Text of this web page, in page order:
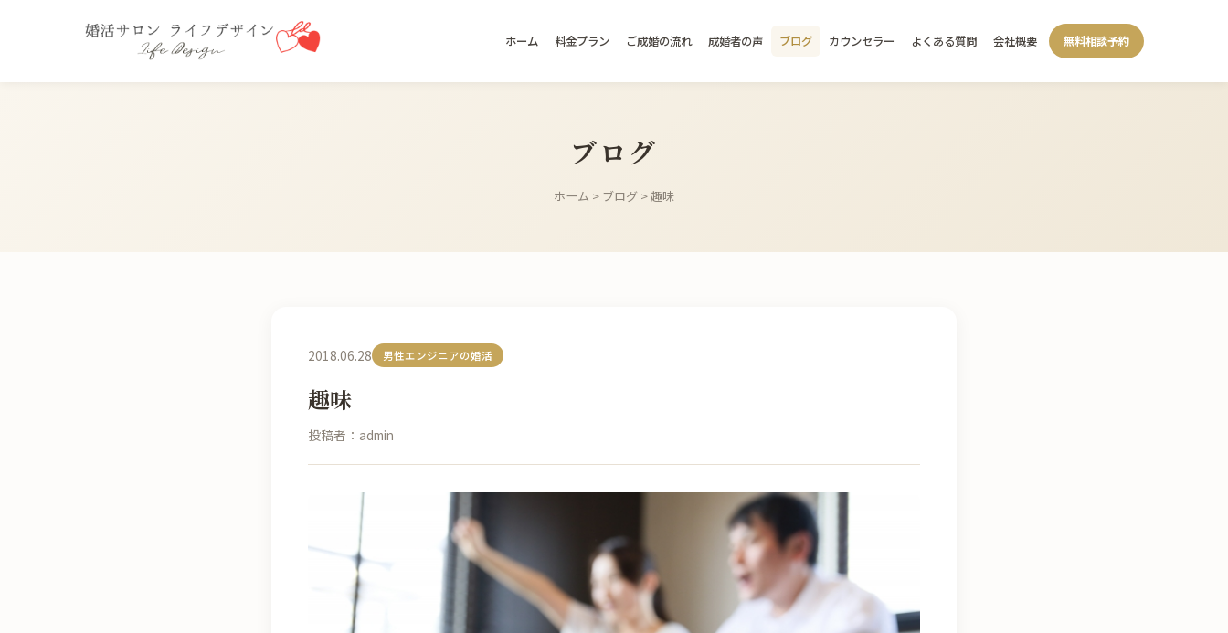
ホーム 料金プラン ご成婚の流れ 成婚者の声 ブログ カウンセラー よくある質問 会社概要 無料相談予約
ブログ
ホーム > ブログ > 趣味
2018.06.28 男性エンジニアの婚活
趣味
投稿者：admin